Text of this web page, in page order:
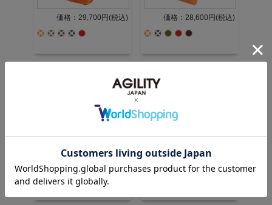
価格：29,700円(税込) 価格：28,600円(税込)
価格：16,500円(税込)
4.0 (1件)
価格：5,500円(税込)